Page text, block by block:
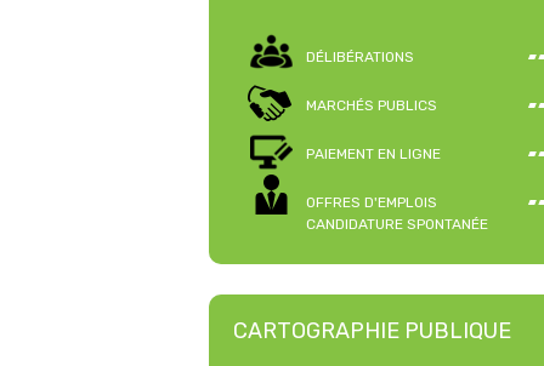
DÉLIBÉRATIONS
MARCHÉS PUBLICS
PAIEMENT EN LIGNE
OFFRES D'EMPLOIS
CANDIDATURE SPONTANÉE
CARTOGRAPHIE PUBLIQUE